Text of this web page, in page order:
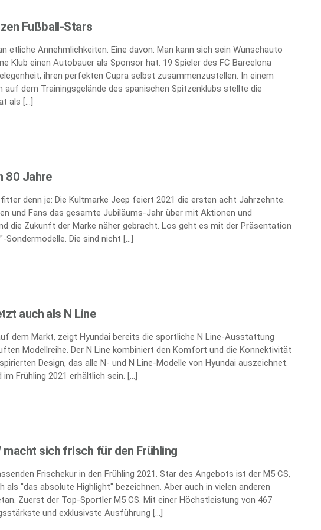
Fußball-Stars
etliche Annehmlichkeiten. Eine davon: Man kann sich sein Wunschauto
Klub einen Autobauer als Sponsor hat. 19 Spieler des FC Barcelona
ihren perfekten Cupra selbst zusammenzustellen. In einem
auf dem Trainingsgelände des spanischen Spitzenklubs stellte die
als […]
80 Jahre
denn je: Die Kultmarke Jeep feiert 2021 die ersten acht Jahrzehnte.
und Fans das gesamte Jubiläums-Jahr über mit Aktionen und
die Zukunft der Marke näher gebracht. Los geht es mit der Präsentation
Sondermodelle. Die sind nicht […]
auch als N Line
dem Markt, zeigt Hyundai bereits die sportliche N Line-Ausstattung
Modellreihe. Der N Line kombiniert den Komfort und die Konnektivität
Design, das alle N- und N Line-Modelle von Hyundai auszeichnet.
Frühling 2021 erhältlich sein. […]
macht sich frisch für den Frühling
Frischekur in den Frühling 2021. Star des Angebots ist der M5 CS,
als "das absolute Highlight" bezeichnen. Aber auch in vielen anderen
Zuerst der Top-Sportler M5 CS. Mit einer Höchstleistung von 467
und exklusivste Ausführung […]